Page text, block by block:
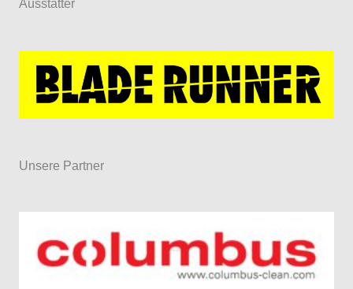
Ausstatter
Unsere Partner